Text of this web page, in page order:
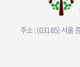
주소 : (03185) 서울